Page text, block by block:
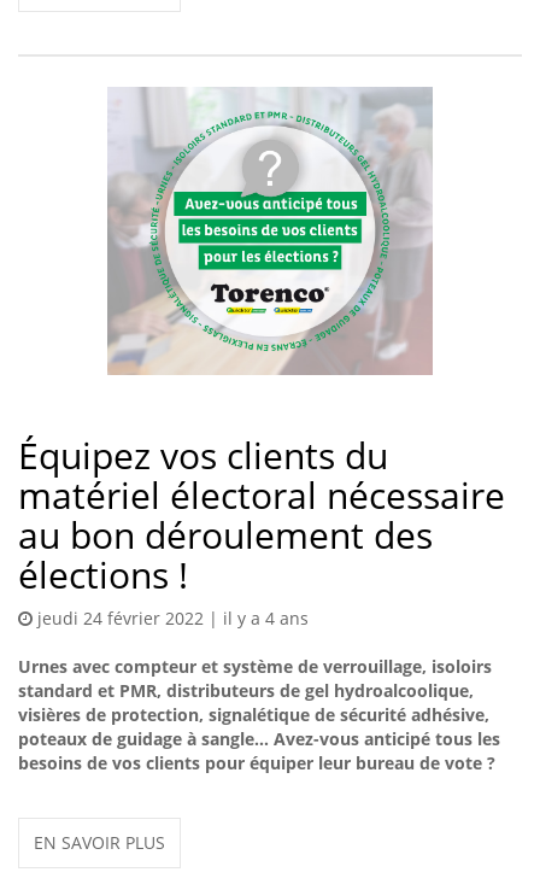
Équipez vos clients du
matériel électoral nécessaire
au bon déroulement des
élections !
jeudi 24 février 2022 | il y a 4 ans
Urnes avec compteur et système de verrouillage, isoloirs
standard et PMR, distributeurs de gel hydroalcoolique,
visières de protection, signalétique de sécurité adhésive,
poteaux de guidage à sangle… Avez-vous anticipé tous les
besoins de vos clients pour équiper leur bureau de vote ?
EN SAVOIR PLUS